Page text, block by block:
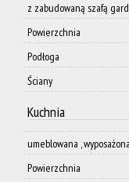
z zabudowaną szafą
Powierzchnia
Podłoga
Ściany
Kuchnia
umeblowana , wyposażona
Powierzchnia